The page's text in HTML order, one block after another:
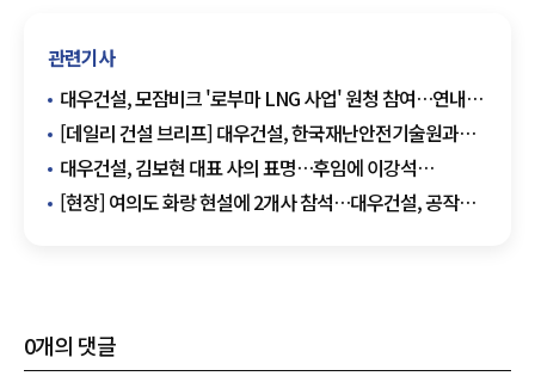
관련기사
대우건설, 모잠비크 '로부마 LNG 사업' 원청 참여…연내
EPC 본계약 목표
[데일리 건설 브리프] 대우건설, 한국재난안전기술원과
업무협약 체결 外
대우건설, 김보현 대표 사의 표명…후임에 이강석
대외협력단장 추천
[현장] 여의도 화랑 현설에 2개사 참석…대우건설, 공작
0개의 댓글